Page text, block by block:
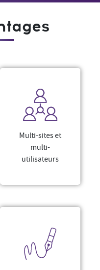
Multi-sites et
multi-
utilisateurs